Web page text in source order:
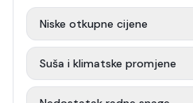
Niske otkupne cijene
Suša i klimatske promjene